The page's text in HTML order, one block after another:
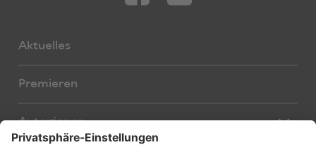
Aktuelles
Premieren
Autor:innen
Übersetzer:innen